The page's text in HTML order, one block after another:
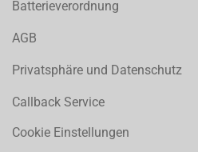
Batterieverordnung
AGB
Privatsphäre und Datenschutz
Callback Service
Cookie Einstellungen